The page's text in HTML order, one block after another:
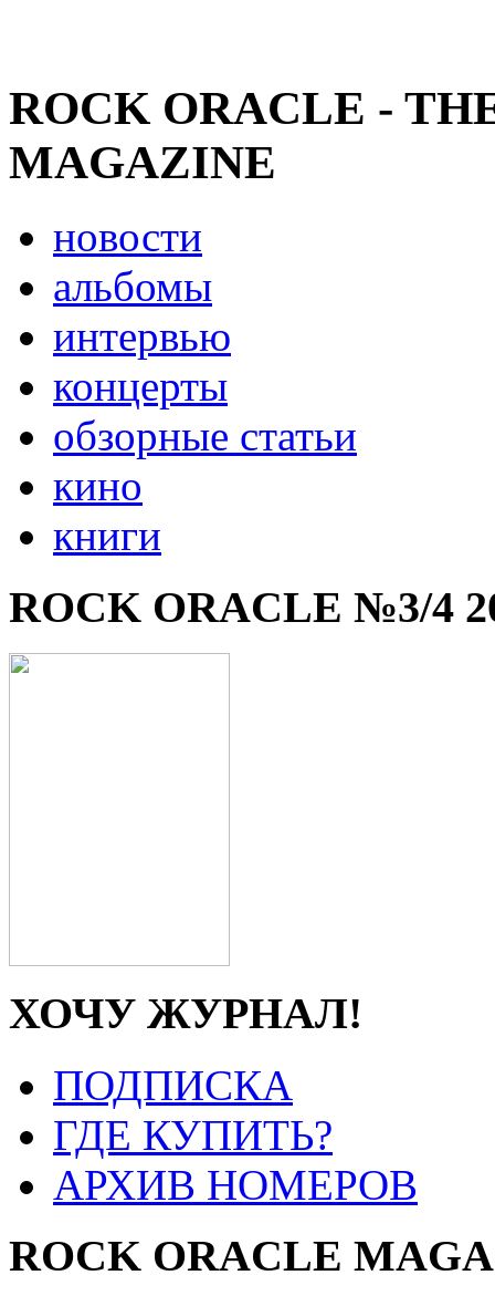
ROCK ORACLE -
MAGAZINE
новости
альбомы
интервью
концерты
обзорные статьи
кино
книги
ROCK ORACLE №3/4
ХОЧУ ЖУРНАЛ!
ПОДПИСКА
ГДЕ КУПИТЬ?
АРХИВ НОМЕРОВ
ROCK ORACLE